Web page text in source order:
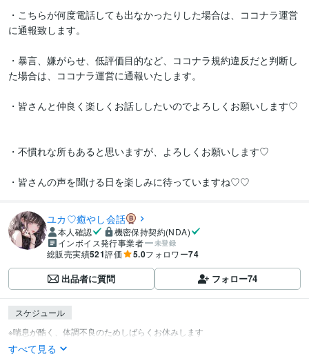
・こちらが何度電話しても出なかったりした場合は、ココナラ運営
に通報致します。
・暴言、嫌がらせ、低評価目的など、ココナラ規約違反だと判断し
た場合は、ココナラ運営に通報いたします。
・皆さんと仲良く楽しくお話ししたいのでよろしくお願いします♡
・不慣れな所もあると思いますが、よろしくお願いします♡
・皆さんの声を聞ける日を楽しみに待っていますね♡⁠♡
ユカ♡癒やし会話
本人確認
機密保持契約(NDA)
インボイス発行事業者
未登録
総販売実績521評価 5.0フォロワー74
出品者に質問 フォロー74
スケジュール
すべて見る